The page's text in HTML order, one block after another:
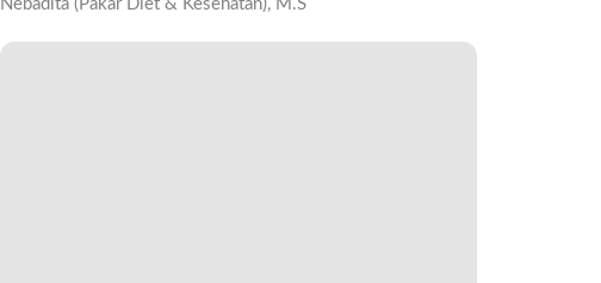
Nebadita (Pakar Diet & Kesehatan), M.S